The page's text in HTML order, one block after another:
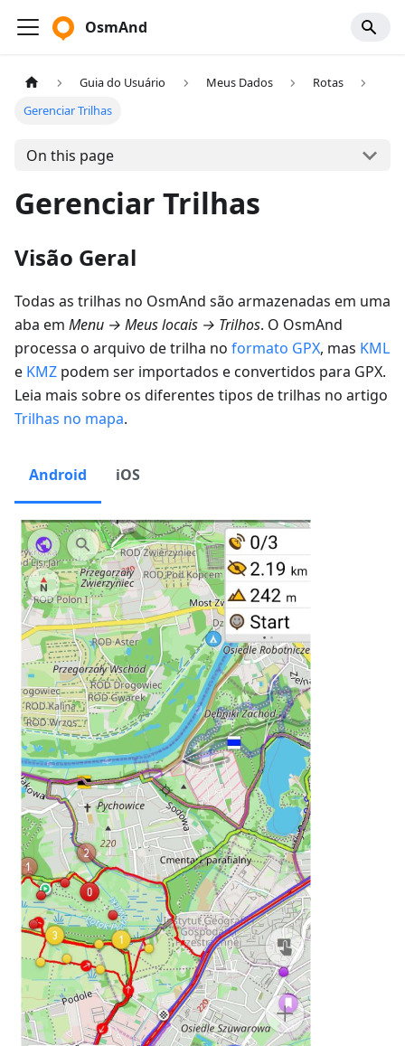
OsmAnd
Guia do Usuário Meus Dados
Rotas
Gerenciar Trilhas
On this page
Gerenciar Trilhas
Visão Geral
Todas as trilhas no OsmAnd são armazenadas em uma
aba em Menu → Meus locais → Trilhos. O OsmAnd
processa o arquivo de trilha no formato GPX, mas KML
e KMZ podem ser importados e convertidos para GPX.
Leia mais sobre os diferentes tipos de trilhas no artigo
Trilhas no mapa.
Android iOS